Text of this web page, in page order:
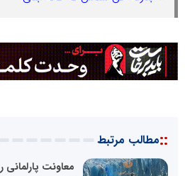
::مطالب مرتبط
معاونت